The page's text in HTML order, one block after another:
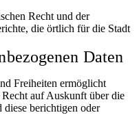
Recht und der
die örtlich für die Stadt
Daten
Freiheiten ermöglicht
auf Auskunft über die
diese berichtigen oder